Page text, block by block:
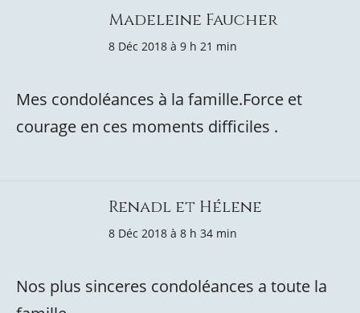
Madeleine Faucher
8 Déc 2018 à 9 h 21 min
Mes condoléances à la famille.Force et
courage en ces moments difficiles .
Renadl et Hélene
8 Déc 2018 à 8 h 34 min
Nos plus sinceres condoléances a toute la